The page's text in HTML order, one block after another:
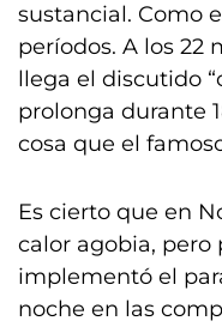
sustancial. Como
períodos. A los 22
llega el discutido
prolonga durante
cosa que el
Es cierto que en
calor agobia, pero
implementó el
noche en las